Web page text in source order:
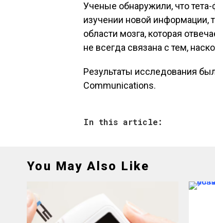
Ученые обнаружили, что
изучении новой информации,
области мозга, которая
не всегда связана с тем,
Результаты исследования
Communications.
In this article:
You May Also Like